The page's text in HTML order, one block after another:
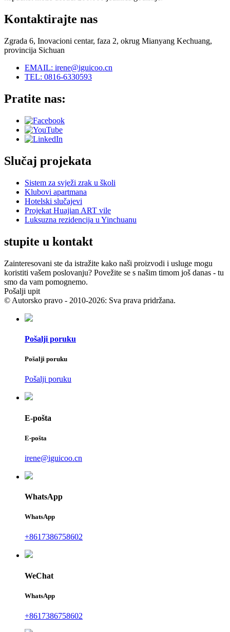
Kontaktirajte nas
Zgrada 6, Inovacioni centar, faza 2, okrug Mianyang Kechuang,
provincija Sichuan
EMAIL: irene@iguicoo.cn
TEL: 0816-6330593
Pratite nas:
Slučaj projekata
Sistem za svježi zrak u školi
Klubovi apartmana
Hotelski slučajevi
Projekat Huajian ART vile
Luksuzna rezidencija u Yinchuanu
stupite u kontakt
Zainteresovani ste da istražite kako naši proizvodi i usluge mogu
koristiti vašem poslovanju? Povežite se s našim timom još danas - tu
smo da vam pomognemo.
Pošalji upit
© Autorsko pravo - 2010-2026: Sva prava pridržana.
Pošalji poruku
Pošalji poruku
Pošalji poruku
E-pošta
E-pošta
irene@iguicoo.cn
WhatsApp
WhatsApp
+8617386758602
WeChat
WhatsApp
+8617386758602